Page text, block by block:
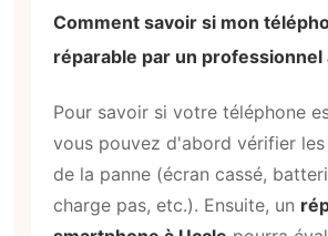
Comment savoir si mon
réparable par un professionnel
Pour savoir si votre téléphone
vous pouvez d'abord vérifier
de la panne (écran cassé,
charge pas, etc.). Ensuite, un